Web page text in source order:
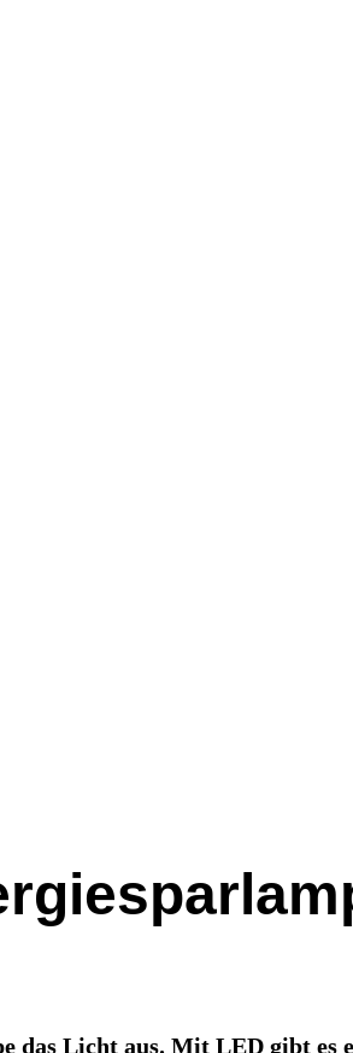
Licht aus. Mit LED gibt es